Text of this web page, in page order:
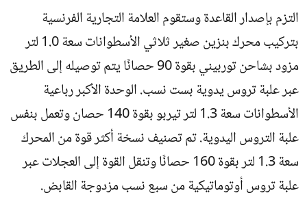
التزم بإصدار القاعدة وستقوم العلامة التجارية الفرنسية
بتركيب محرك بنزين صغير ثلاثي الأسطوانات سعة 1.0 لتر
مزود بشاحن توربيني بقوة 90 حصانًا يتم توصيله إلى الطريق
عبر علبة تروس يدوية بست نسب. الوحدة الأكبر رباعية
الأسطوانات سعة 1.3 لتر تيربو بقوة 140 حصان وتعمل بنفس
علبة التروس اليدوية. تم تصنيف نسخة أكثر قوة من المحرك
سعة 1.3 لتر بقوة 160 حصانًا وتنقل القوة إلى العجلات عبر
علبة تروس أوتوماتيكية من سبع نسب مزدوجة القابض.